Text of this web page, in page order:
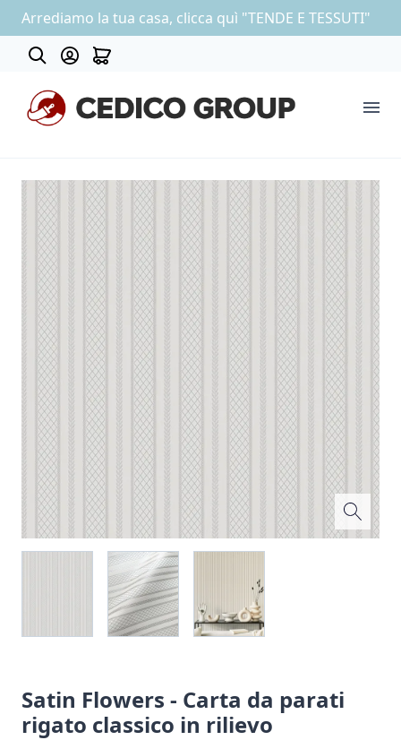
Arrediamo la tua casa, clicca quì "TENDE E TESSUTI"
COLLEZIONE CARTA DA PARATI
OUTLET
Satin Flowers - Carta da parati
rigato classico in rilievo